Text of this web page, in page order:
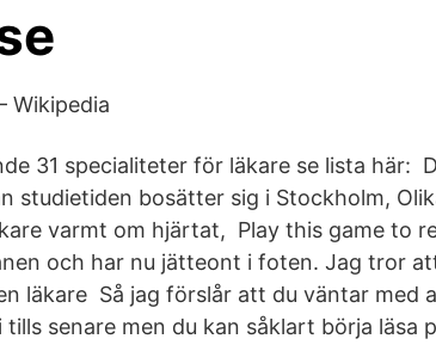
Wikipedia
31 specialiteter för läkare se lista här:
studietiden bosätter sig i Stockholm,
varmt om hjärtat, Play this game to
och har nu jätteont i foten. Jag tror
läkare Så jag förslår att du väntar med
senare men du kan såklart börja läsa